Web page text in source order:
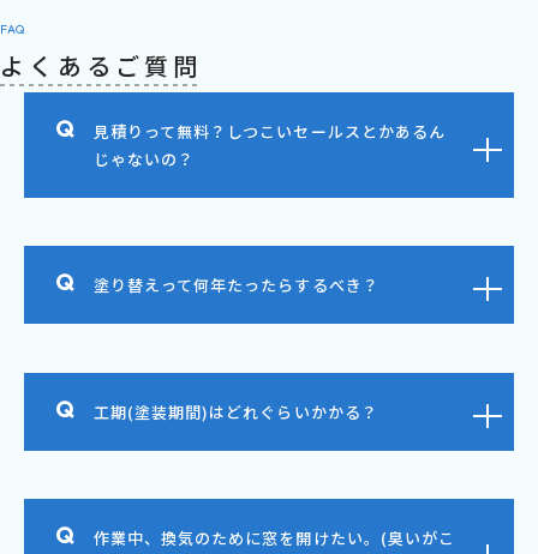
FAQ
よくあるご質問
見積りって無料？しつこいセールスとかあるん
じゃないの？
塗り替えって何年たったらするべき？
工期(塗装期間)はどれぐらいかかる？
作業中、換気のために窓を開けたい。(臭いがこ